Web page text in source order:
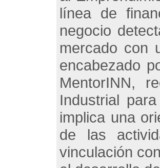
línea de
negocio
mercado con
encabezado
MentorINN,
Industrial
implica una
de las
vinculación